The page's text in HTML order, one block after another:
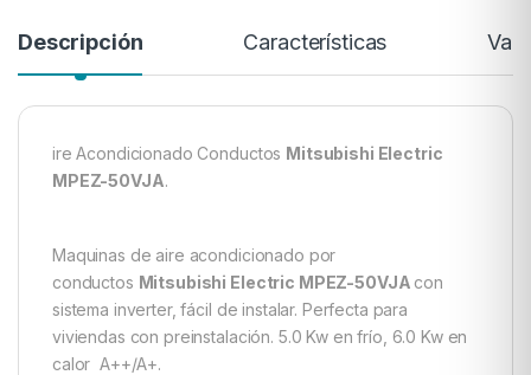
Descripción Características
ire Acondicionado Conductos Mitsubishi Electric
MPEZ-50VJA.
Maquinas de aire acondicionado por
conductos Mitsubishi Electric MPEZ-50VJA con
sistema inverter, fácil de instalar. Perfecta para
viviendas con preinstalación. 5.0 Kw en frío, 6.0 Kw en
calor A++/A+.